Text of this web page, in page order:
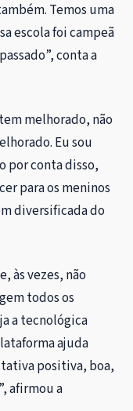
Temos uma
escola foi campeã
conta a
melhorado, não
Eu sou
por conta disso,
para os meninos
diversificada do
às vezes, não
todos os
a tecnológica
ajuda
positiva, boa,
afirmou a